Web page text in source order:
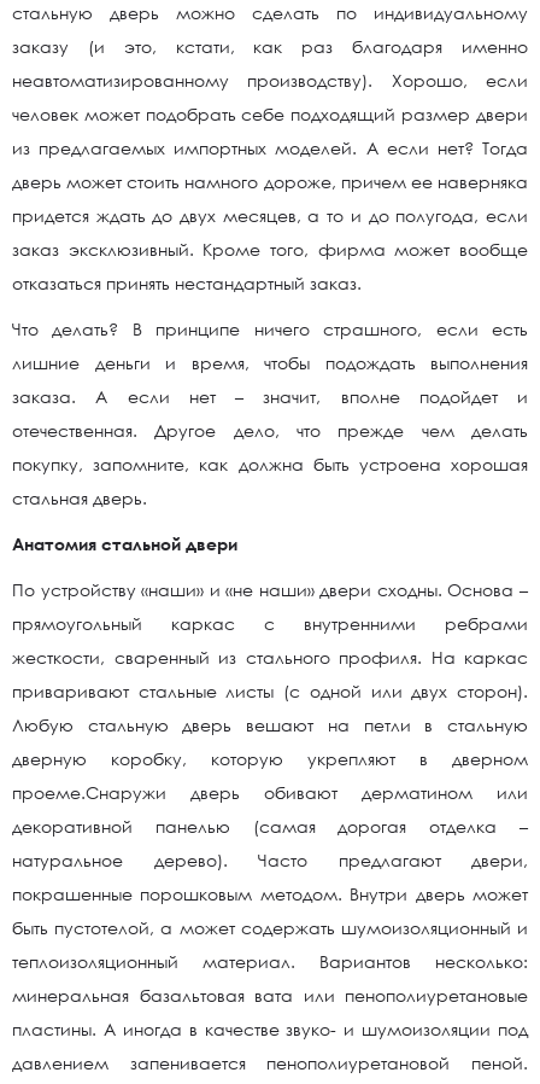
стальную дверь можно сделать по индивидуальному
заказу (и это, кстати, как раз благодаря именно
неавтоматизированному производству). Хорошо, если
человек может подобрать себе подходящий размер двери
из предлагаемых импортных моделей. А если нет? Тогда
дверь может стоить намного дороже, причем ее наверняка
придется ждать до двух месяцев, а то и до полугода, если
заказ эксклюзивный. Кроме того, фирма может вообще
отказаться принять нестандартный заказ.
Что делать? В принципе ничего страшного, если есть
лишние деньги и время, чтобы подождать выполнения
заказа. А если нет – значит, вполне подойдет и
отечественная. Другое дело, что прежде чем делать
покупку, запомните, как должна быть устроена хорошая
стальная дверь.
Анатомия стальной двери
По устройству «наши» и «не наши» двери сходны. Основа –
прямоугольный каркас с внутренними ребрами
жесткости, сваренный из стального профиля. На каркас
приваривают стальные листы (с одной или двух сторон).
Любую стальную дверь вешают на петли в стальную
дверную коробку, которую укрепляют в дверном
проеме.Снаружи дверь обивают дерматином или
декоративной панелью (самая дорогая отделка –
натуральное дерево). Часто предлагают двери,
покрашенные порошковым методом. Внутри дверь может
быть пустотелой, а может содержать шумоизоляционный и
теплоизоляционный материал. Вариантов несколько:
минеральная базальтовая вата или пенополиуретановые
пластины. А иногда в качестве звуко- и шумоизоляции под
давлением запенивается пенополиуретановой пеной.